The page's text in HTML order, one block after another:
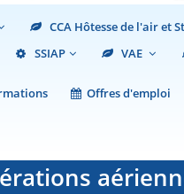
CCA Hôtesse de l'air et
SSIAP VAE
Offres d'emploi